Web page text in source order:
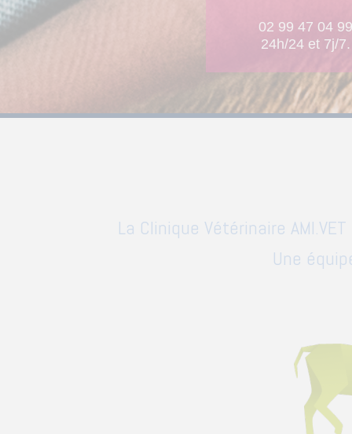
02 99 47 04 99
24h/24 et 7j/7.
La Clinique Vétérinaire
Une